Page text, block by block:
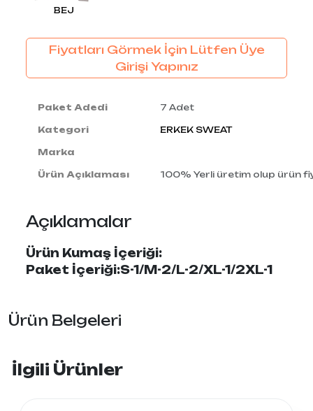
BEJ
Fiyatları Görmek İçin Lütfen Üye
Girişi Yapınız
Paket Adedi 7 Adet
Kategori ERKEK SWEAT
Marka
Ürün Açıklaması 100% Yerli üretim olup ürün
Açıklamalar
Ürün Kumaş İçeriği:
Paket İçeriği:S-1/M-2/L-2/XL-1/2XL-1
Ürün Belgeleri
İlgili Ürünler